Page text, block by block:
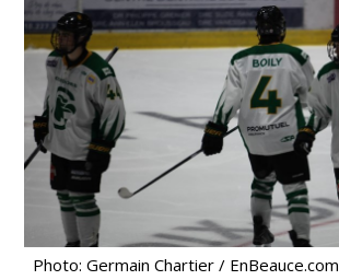
Photo: Germain Chartier / EnBeauce.com